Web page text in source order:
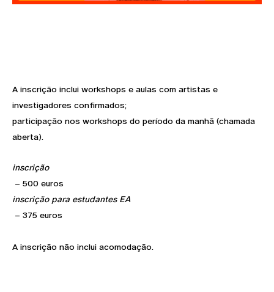
A inscrição inclui workshops e aulas com artistas e
investigadores confirmados;
participação nos workshops do período da manhã (chamada
aberta).
inscrição
– 500 euros
inscrição para estudantes EA
– 375 euros
A inscrição não inclui acomodação.